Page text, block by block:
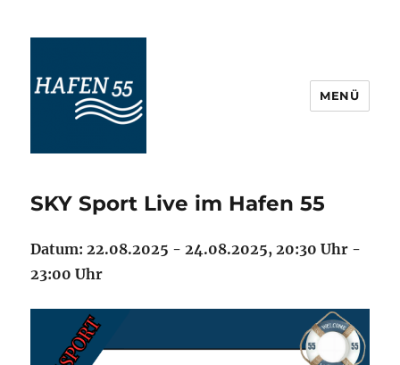
Ostfriesland
MENÜ
SKY Sport Live im Hafen 55
Datum: 22.08.2025 - 24.08.2025, 20:30 Uhr -
23:00 Uhr